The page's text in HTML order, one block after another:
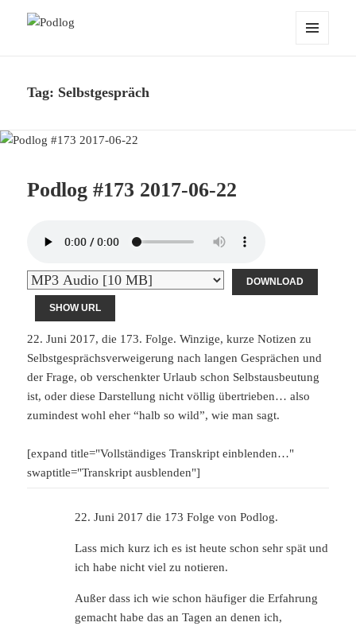
Tag: Selbstgespräch
Podlog #173 2017-06-22
DOWNLOAD
SHOW URL
22. Juni 2017, die 173. Folge. Winzige, kurze Notizen zu
Selbstgesprächsverweigerung nach langen Gesprächen und
der Frage, ob verschenkter Urlaub schon Selbstausbeutung
ist, oder diese Darstellung nicht völlig übertrieben… also
zumindest wohl eher “halb so wild”, wie man sagt.
[expand title="Vollständiges Transkript einblenden…"
swaptitle="Transkript ausblenden"]
22. Juni 2017 die 173 Folge von Podlog.
Lass mich kurz ich es ist heute schon sehr spät und
ich habe nicht viel zu notieren.
Außer dass ich wie schon häufiger die Erfahrung
gemacht habe das an Tagen an denen ich,